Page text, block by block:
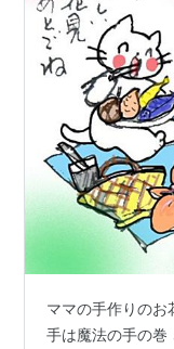
ママの手作りのお
手は魔法の手の巻